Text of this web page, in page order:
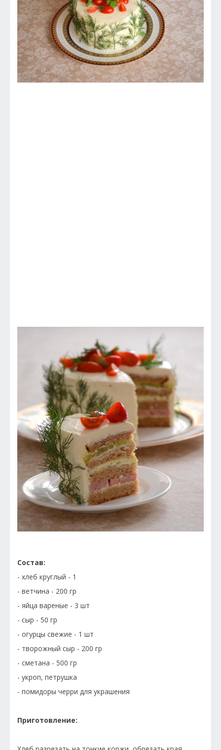
Состав:
- хлеб круглый - 1
- ветчина - 200 гр
- яйца вареные - 3 шт
- сыр - 50 гр
- огурцы свежие - 1 шт
- творожный сыр - 200 гр
- сметана - 500 гр
- укроп, петрушка
- помидоры черри для украшения
Приготовление: